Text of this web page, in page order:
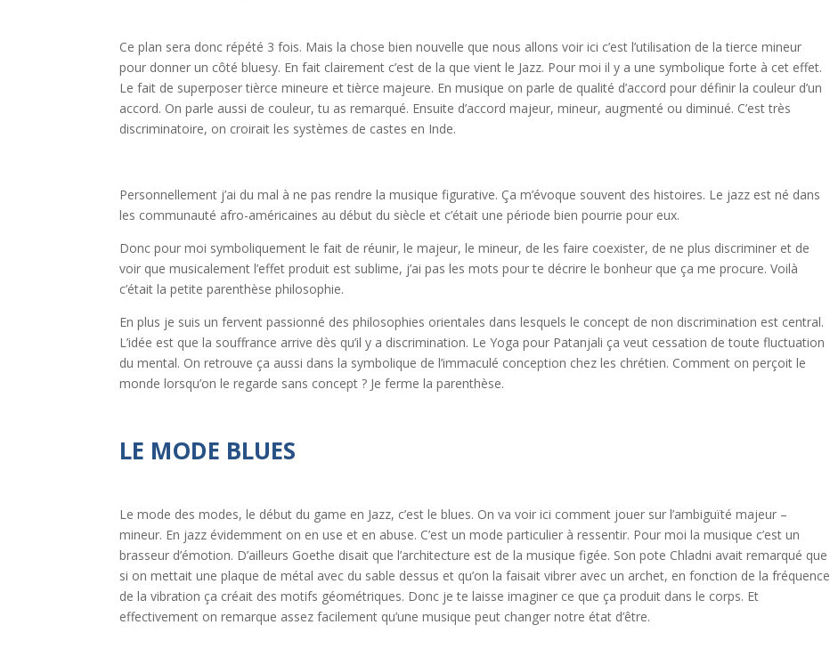
Ce plan sera donc répété 3 fois. Mais la chose bien nouvelle que nous allons voir ici c’est l’utilisation de la tierce mineur
pour donner un côté bluesy. En fait clairement c’est de la que vient le Jazz. Pour moi il y a une symbolique forte à cet effet.
Le fait de superposer tièrce mineure et tièrce majeure. En musique on parle de qualité d’accord pour définir la couleur d’un
accord. On parle aussi de couleur, tu as remarqué. Ensuite d’accord majeur, mineur, augmenté ou diminué. C’est très
discriminatoire, on croirait les systèmes de castes en Inde.
Personnellement j’ai du mal à ne pas rendre la musique figurative. Ça m’évoque souvent des histoires. Le jazz est né dans
les communauté afro-américaines au début du siècle et c’était une période bien pourrie pour eux.
Donc pour moi symboliquement le fait de réunir, le majeur, le mineur, de les faire coexister, de ne plus discriminer et de
voir que musicalement l’effet produit est sublime, j’ai pas les mots pour te décrire le bonheur que ça me procure. Voilà
c’était la petite parenthèse philosophie.
En plus je suis un fervent passionné des philosophies orientales dans lesquels le concept de non discrimination est central.
L’idée est que la souffrance arrive dès qu’il y a discrimination. Le Yoga pour Patanjali ça veut cessation de toute fluctuation
du mental. On retrouve ça aussi dans la symbolique de l’immaculé conception chez les chrétien. Comment on perçoit le
monde lorsqu’on le regarde sans concept ? Je ferme la parenthèse.
LE MODE BLUES
Le mode des modes, le début du game en Jazz, c’est le blues. On va voir ici comment jouer sur l’ambiguïté majeur –
mineur. En jazz évidemment on en use et en abuse. C’est un mode particulier à ressentir. Pour moi la musique c’est un
brasseur d’émotion. D’ailleurs Goethe disait que l’architecture est de la musique figée. Son pote Chladni avait remarqué que
si on mettait une plaque de métal avec du sable dessus et qu’on la faisait vibrer avec un archet, en fonction de la fréquence
de la vibration ça créait des motifs géométriques. Donc je te laisse imaginer ce que ça produit dans le corps. Et
effectivement on remarque assez facilement qu’une musique peut changer notre état d’être.